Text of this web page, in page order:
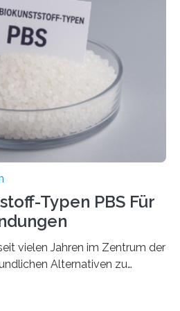
hebt das Potenzial nun
Zum ersten Mal haben
Göttingen gemeinsam
Bremen und der
wie in Graphen…
Typen PBS Für
vielen Jahren im Zentrum der
Alternativen zu
schonen Ressourcen